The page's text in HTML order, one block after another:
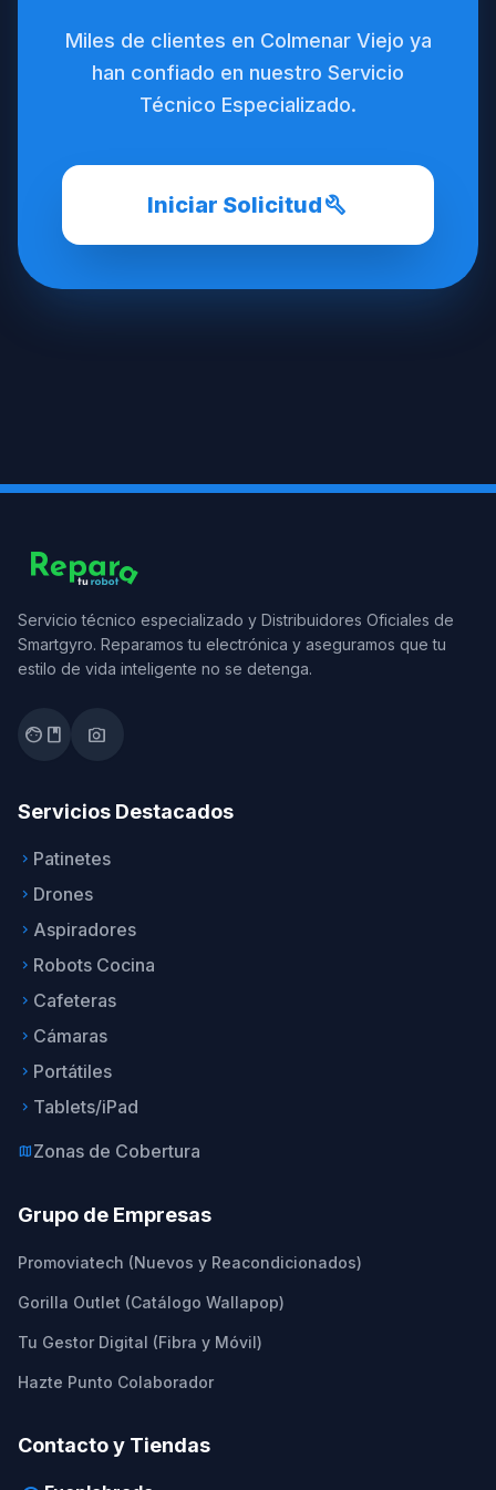
Miles de clientes en Colmenar Viejo ya
han confiado en nuestro Servicio
Técnico Especializado.
Iniciar Solicitudbuild
Servicio técnico especializado y Distribuidores Oficiales de
Smartgyro. Reparamos tu electrónica y aseguramos que tu
estilo de vida inteligente no se detenga.
facebook photo_camera
Servicios Destacados
keyboard_arrow_right Patinetes
keyboard_arrow_right Drones
keyboard_arrow_right Aspiradores
keyboard_arrow_right Robots Cocina
keyboard_arrow_right Cafeteras
keyboard_arrow_right Cámaras
keyboard_arrow_right Portátiles
keyboard_arrow_right Tablets/iPad
mapZonas de Cobertura
Grupo de Empresas
Promoviatech (Nuevos y Reacondicionados)
Gorilla Outlet (Catálogo Wallapop)
Tu Gestor Digital (Fibra y Móvil)
Hazte Punto Colaborador
Contacto y Tiendas